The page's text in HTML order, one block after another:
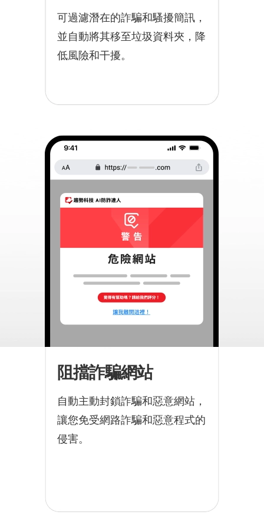
可過濾潛在的詐騙和騷擾簡訊，
並自動將其移至垃圾資料夾，降
低風險和干擾。
阻擋詐騙網站
自動主動封鎖詐騙和惡意網站，
讓您免受網路詐騙和惡意程式的
侵害。